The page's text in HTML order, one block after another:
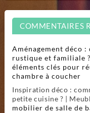
COMMENTAIRES
Aménagement déco
rustique et familiale
éléments clés pour
chambre à coucher
Inspiration déco :
petite cuisine ? |
mobilier de salle de